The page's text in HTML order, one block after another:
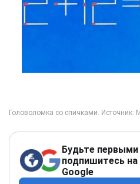
Будьте первыми
подпишитесь на
Google